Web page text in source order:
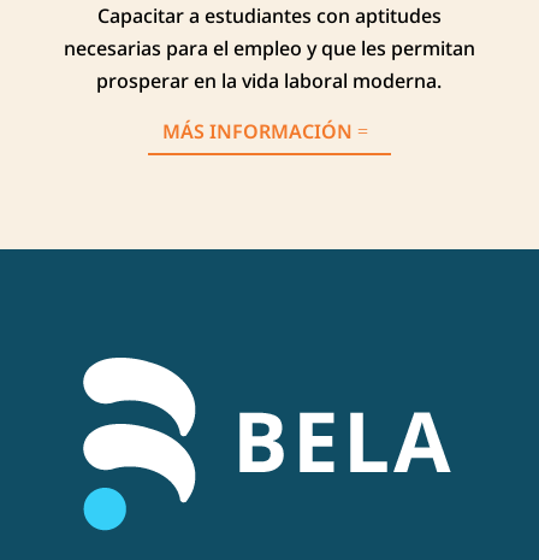
Capacitar a estudiantes con aptitudes
necesarias para el empleo y que les permitan
prosperar en la vida laboral moderna.
MÁS INFORMACIÓN